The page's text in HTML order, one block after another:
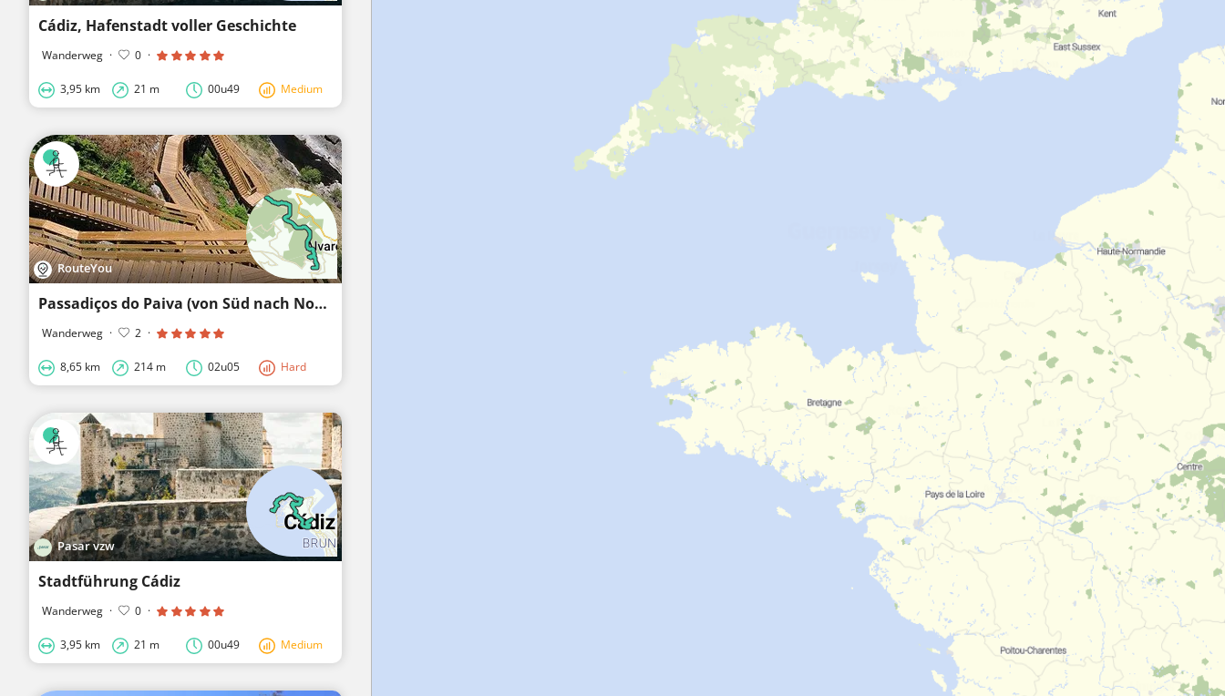
Cádiz, Hafenstadt voller Geschichte
Wanderweg · 0 ·
3,95 km 21 m 00u49 Medium
RouteYou
Passadiços do Paiva (von Süd nach Nord)
Wanderweg · 2 ·
8,65 km 214 m 02u05 Hard
Pasar vzw
Stadtführung Cádiz
Wanderweg · 0 ·
3,95 km 21 m 00u49 Medium